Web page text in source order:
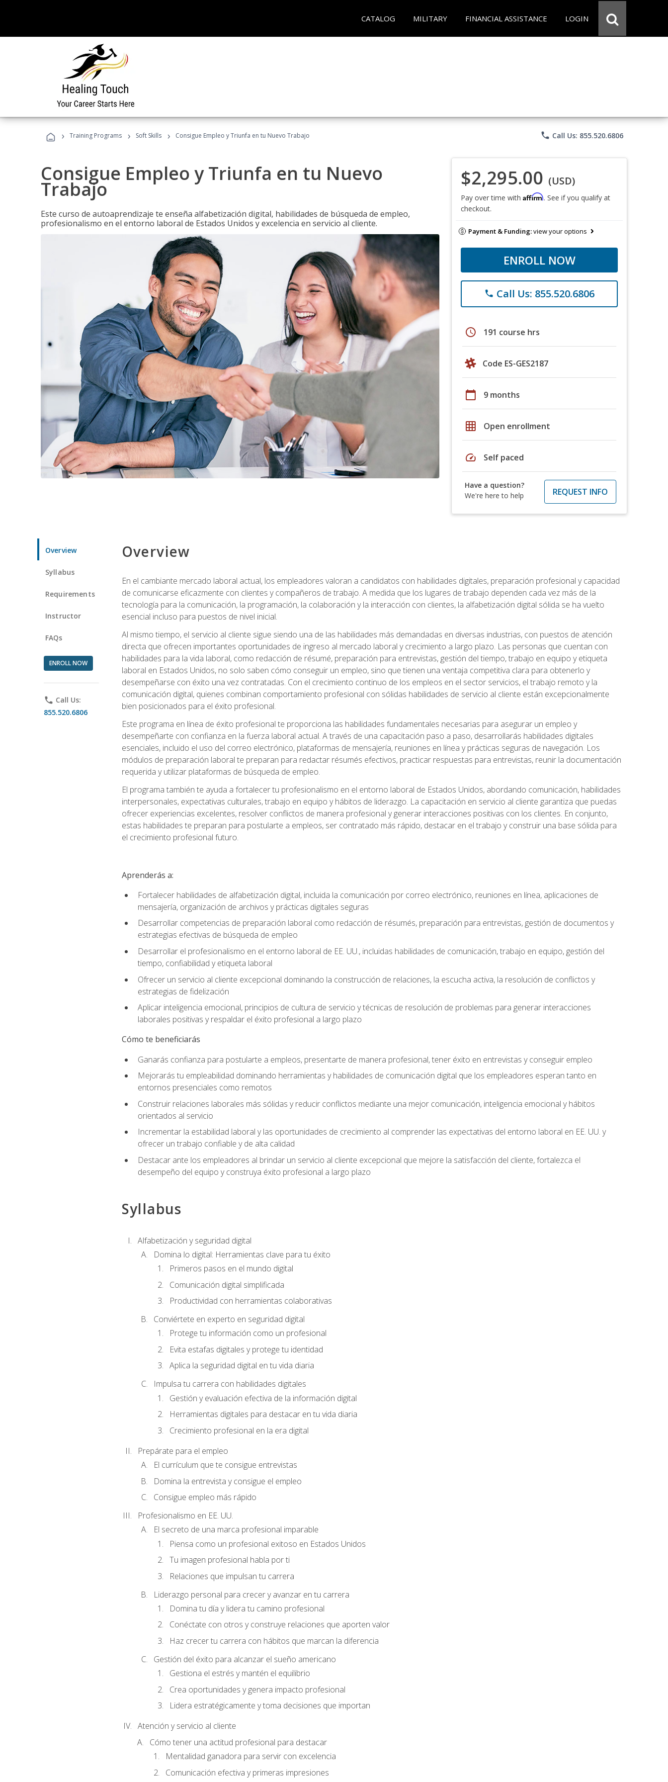
CATALOG MILITARY FINANCIAL ASSISTANCE LOGIN
› Training Programs › Soft Skills › Consigue Empleo y Triunfa en tu Nuevo Trabajo phone Call Us: 855.520.6806
Consigue Empleo y Triunfa en tu Nuevo
Trabajo
Este curso de autoaprendizaje te enseña alfabetización digital, habilidades de búsqueda de empleo,
profesionalismo en el entorno laboral de Estados Unidos y excelencia en servicio al cliente.
$2,295.00 (USD)
Pay over time with Affirm. See if you qualify at
checkout.
Payment & Funding:view your options
ENROLL NOW
phone Call Us: 855.520.6806
schedule 191 course hrs
Code ES-GES2187
calendar_today 9 months
grid_on Open enrollment
speed Self paced
Have a question?
We're here to help
REQUEST INFO
Overview
Syllabus
Requirements
Instructor
FAQs
ENROLL NOW
phone Call Us:
855.520.6806
Overview
En el cambiante mercado laboral actual, los empleadores valoran a candidatos con habilidades digitales, preparación profesional y capacidad
de comunicarse eficazmente con clientes y compañeros de trabajo. A medida que los lugares de trabajo dependen cada vez más de la
tecnología para la comunicación, la programación, la colaboración y la interacción con clientes, la alfabetización digital sólida se ha vuelto
esencial incluso para puestos de nivel inicial.
Al mismo tiempo, el servicio al cliente sigue siendo una de las habilidades más demandadas en diversas industrias, con puestos de atención
directa que ofrecen importantes oportunidades de ingreso al mercado laboral y crecimiento a largo plazo. Las personas que cuentan con
habilidades para la vida laboral, como redacción de résumé, preparación para entrevistas, gestión del tiempo, trabajo en equipo y etiqueta
laboral en Estados Unidos, no solo saben cómo conseguir un empleo, sino que tienen una ventaja competitiva clara para obtenerlo y
desempeñarse con éxito una vez contratadas. Con el crecimiento continuo de los empleos en el sector servicios, el trabajo remoto y la
comunicación digital, quienes combinan comportamiento profesional con sólidas habilidades de servicio al cliente están excepcionalmente
bien posicionados para el éxito profesional.
Este programa en línea de éxito profesional te proporciona las habilidades fundamentales necesarias para asegurar un empleo y
desempeñarte con confianza en la fuerza laboral actual. A través de una capacitación paso a paso, desarrollarás habilidades digitales
esenciales, incluido el uso del correo electrónico, plataformas de mensajería, reuniones en línea y prácticas seguras de navegación. Los
módulos de preparación laboral te preparan para redactar résumés efectivos, practicar respuestas para entrevistas, reunir la documentación
requerida y utilizar plataformas de búsqueda de empleo.
El programa también te ayuda a fortalecer tu profesionalismo en el entorno laboral de Estados Unidos, abordando comunicación, habilidades
interpersonales, expectativas culturales, trabajo en equipo y hábitos de liderazgo. La capacitación en servicio al cliente garantiza que puedas
ofrecer experiencias excelentes, resolver conflictos de manera profesional y generar interacciones positivas con los clientes. En conjunto,
estas habilidades te preparan para postularte a empleos, ser contratado más rápido, destacar en el trabajo y construir una base sólida para
el crecimiento profesional futuro.
Aprenderás a:
Fortalecer habilidades de alfabetización digital, incluida la comunicación por correo electrónico, reuniones en línea, aplicaciones de
mensajería, organización de archivos y prácticas digitales seguras
Desarrollar competencias de preparación laboral como redacción de résumés, preparación para entrevistas, gestión de documentos y
estrategias efectivas de búsqueda de empleo
Desarrollar el profesionalismo en el entorno laboral de EE. UU., incluidas habilidades de comunicación, trabajo en equipo, gestión del
tiempo, confiabilidad y etiqueta laboral
Ofrecer un servicio al cliente excepcional dominando la construcción de relaciones, la escucha activa, la resolución de conflictos y
estrategias de fidelización
Aplicar inteligencia emocional, principios de cultura de servicio y técnicas de resolución de problemas para generar interacciones
laborales positivas y respaldar el éxito profesional a largo plazo
Cómo te beneficiarás
Ganarás confianza para postularte a empleos, presentarte de manera profesional, tener éxito en entrevistas y conseguir empleo
Mejorarás tu empleabilidad dominando herramientas y habilidades de comunicación digital que los empleadores esperan tanto en
entornos presenciales como remotos
Construir relaciones laborales más sólidas y reducir conflictos mediante una mejor comunicación, inteligencia emocional y hábitos
orientados al servicio
Incrementar la estabilidad laboral y las oportunidades de crecimiento al comprender las expectativas del entorno laboral en EE. UU. y
ofrecer un trabajo confiable y de alta calidad
Destacar ante los empleadores al brindar un servicio al cliente excepcional que mejore la satisfacción del cliente, fortalezca el
desempeño del equipo y construya éxito profesional a largo plazo
Syllabus
Alfabetización y seguridad digital
Domina lo digital: Herramientas clave para tu éxito
Primeros pasos en el mundo digital
Comunicación digital simplificada
Productividad con herramientas colaborativas
Conviértete en experto en seguridad digital
Protege tu información como un profesional
Evita estafas digitales y protege tu identidad
Aplica la seguridad digital en tu vida diaria
Impulsa tu carrera con habilidades digitales
Gestión y evaluación efectiva de la información digital
Herramientas digitales para destacar en tu vida diaria
Crecimiento profesional en la era digital
Prepárate para el empleo
El currículum que te consigue entrevistas
Domina la entrevista y consigue el empleo
Consigue empleo más rápido
Profesionalismo en EE. UU.
El secreto de una marca profesional imparable
Piensa como un profesional exitoso en Estados Unidos
Tu imagen profesional habla por ti
Relaciones que impulsan tu carrera
Liderazgo personal para crecer y avanzar en tu carrera
Domina tu día y lidera tu camino profesional
Conéctate con otros y construye relaciones que aporten valor
Haz crecer tu carrera con hábitos que marcan la diferencia
Gestión del éxito para alcanzar el sueño americano
Gestiona el estrés y mantén el equilibrio
Crea oportunidades y genera impacto profesional
Lidera estratégicamente y toma decisiones que importan
Atención y servicio al cliente
Cómo tener una actitud profesional para destacar
Mentalidad ganadora para servir con excelencia
Comunicación efectiva y primeras impresiones